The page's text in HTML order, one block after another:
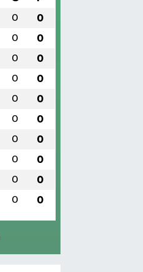
0 0
0 0
0 0
0 0
0 0
0 0
0 0
0 0
0 0
0 0